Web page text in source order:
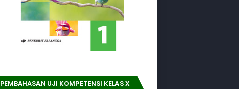
PEMBAHASAN UJI KOMPETENSI KELAS X